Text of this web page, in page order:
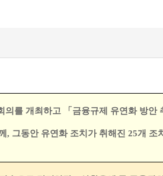
의를 개최하고 「 금융규제 유연화 방안
, 그동안 유연화 조치가 취해진 25개 조